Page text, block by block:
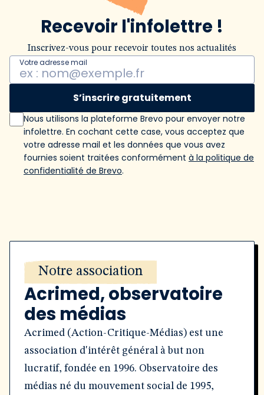
Recevoir l'infolettre !
Inscrivez-vous pour recevoir toutes nos actualités
Votre adresse mail
S’inscrire gratuitement
Nous utilisons la plateforme Brevo pour envoyer notre
infolettre. En cochant cette case, vous acceptez que
votre adresse mail et les données que vous avez
fournies soient traitées conformément à la politique de
confidentialité de Brevo.
Notre association
Acrimed, observatoire
des médias
Acrimed (Action-Critique-Médias) est une
association d'intérêt général à but non
lucratif, fondée en 1996. Observatoire des
médias né du mouvement social de 1995,